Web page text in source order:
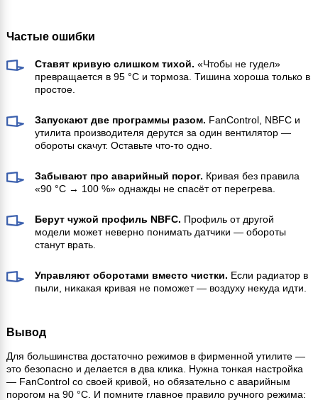
Частые ошибки
Ставят кривую слишком тихой. «Чтобы не гудел»
превращается в 95 °C и тормоза. Тишина хороша только в
простое.
Запускают две программы разом. FanControl, NBFC и
утилита производителя дерутся за один вентилятор —
обороты скачут. Оставьте что-то одно.
Забывают про аварийный порог. Кривая без правила
«90 °C → 100 %» однажды не спасёт от перегрева.
Берут чужой профиль NBFC. Профиль от другой
модели может неверно понимать датчики — обороты
станут врать.
Управляют оборотами вместо чистки. Если радиатор в
пыли, никакая кривая не поможет — воздуху некуда идти.
Вывод
Для большинства достаточно режимов в фирменной утилите —
это безопасно и делается в два клика. Нужна тонкая настройка
— FanControl со своей кривой, но обязательно с аварийным
порогом на 90 °C. И помните главное правило ручного режима: